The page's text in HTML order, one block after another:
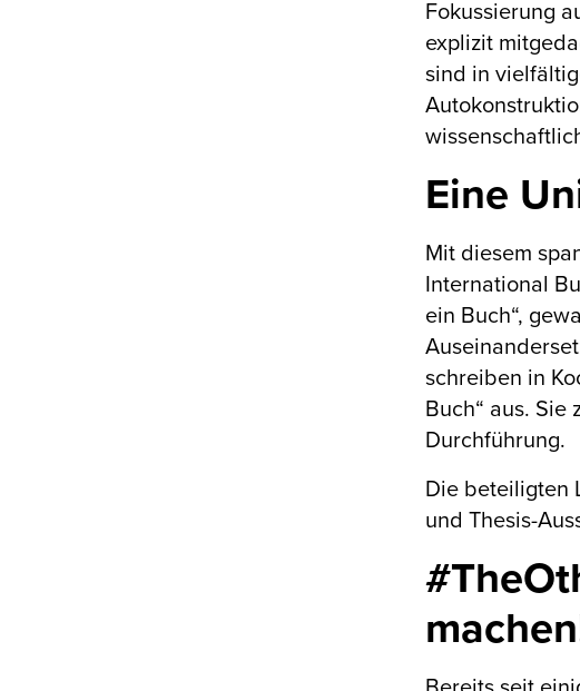
Fokussierung
explizit
sind in
Eine
Mit diesem
International
ein Buch“,
schreiben in
Buch“ aus.
Durchführung.
Die beteiligten
und Thesis-